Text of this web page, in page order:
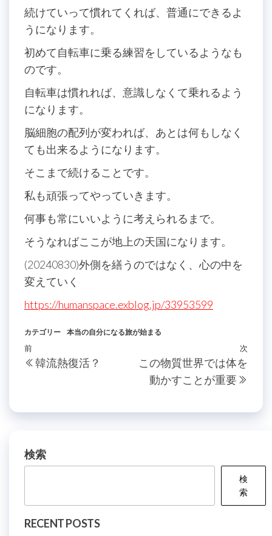
続けていって慣れてくれば、普通にできるよ
うになります。
初めて自転車に乗る練習をしているようなも
のです。
自転車は慣れれば、意識しなくて乗れるよう
になります。
脳細胞の配列が変われば、あとは何もしなく
ても出来るようになります。
そこまで続けることです。
私も頑張ってやっていきます。
何事も常にいいように考えられるまで。
そうなればここが地上の天国になります。
(20240830)外側を繕うのではなく、心の中を
変えていく
https://humanspace.exblog.jp/33953599
カテゴリー 本当の自分になる旅が始まる
投
稿
ビ
ー
シ
ン
過
去
前
韓流熱復活？
次
次
この物質世界では体を
動かすことが重要
検索
検
索
RECENT POSTS